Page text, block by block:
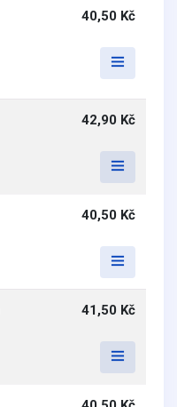
40,50 Kč
42,90 Kč
40,50 Kč
41,50 Kč